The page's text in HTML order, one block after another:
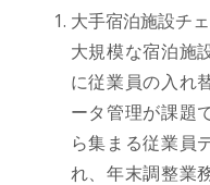
大手宿泊施設チ
大規模な宿泊施
に従業員の入れ
ータ管理が課題
ら集まる従業員
れ、年末調整業